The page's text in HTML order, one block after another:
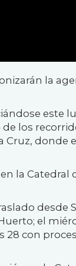
la
este
los
donde
la Catedral
desde
el
28 con